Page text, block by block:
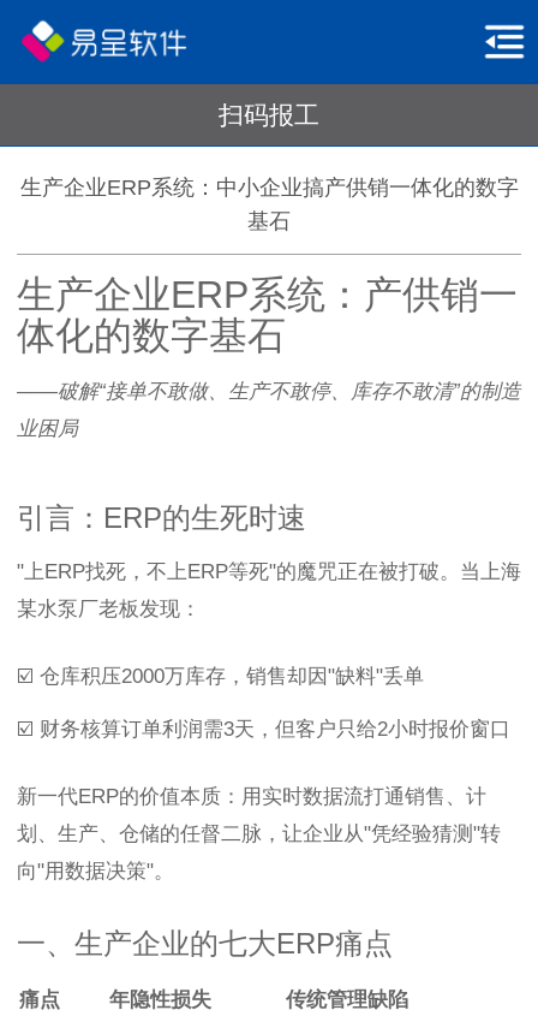
扫码报工
生产企业ERP系统：中小企业搞产供销一体化的数字
基石
生产企业ERP系统：产供销一
体化的数字基石
——破解“接单不敢做、生产不敢停、库存不敢清”的制造
业困局
引言：ERP的生死时速
"上ERP找死，不上ERP等死"的魔咒正在被打破。当上海
某水泵厂老板发现：
☑️ 仓库积压2000万库存，销售却因"缺料"丢单
☑️ 财务核算订单利润需3天，但客户只给2小时报价窗口
新一代ERP的价值本质：用实时数据流打通销售、计
划、生产、仓储的任督二脉，让企业从"凭经验猜测"转
向"用数据决策"。
一、生产企业的七大ERP痛点
痛点 年隐性损失 传统管理缺陷